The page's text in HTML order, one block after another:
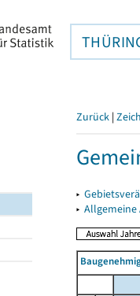
Zurück |
▸
▸ Allgemeine